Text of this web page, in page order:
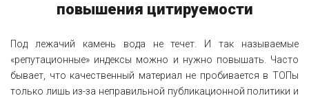
повышения цитируемости
Под лежачий камень вода не течет. И так называемые
«репутационные» индексы можно и нужно повышать. Часто
бывает, что качественный материал не пробивается в ТОПы
только лишь из-за неправильной публикационной политики и